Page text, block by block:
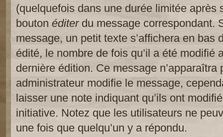
(quelquefois dans une durée limitée après
bouton éditerdu message correspondant.
message, un petit texte s’affichera en bas
édité, le nombre de fois qu’il a été modifié
dernière édition. Ce message
administrateur modifie le message,
laisser une note indiquant qu’ils ont
initiative. Notez que les utilisateurs ne
une fois que quelqu’un y a répondu.